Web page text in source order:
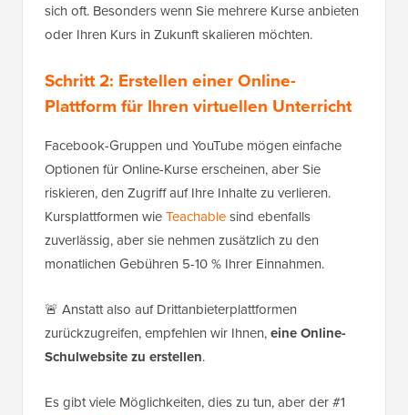
sich oft. Besonders wenn Sie mehrere Kurse anbieten
oder Ihren Kurs in Zukunft skalieren möchten.
Schritt 2: Erstellen einer Online-
Plattform für Ihren virtuellen Unterricht
Facebook-Gruppen und YouTube mögen einfache
Optionen für Online-Kurse erscheinen, aber Sie
riskieren, den Zugriff auf Ihre Inhalte zu verlieren.
Kursplattformen wieTeachablesind ebenfalls
zuverlässig, aber sie nehmen zusätzlich zu den
monatlichen Gebühren 5-10 % Ihrer Einnahmen.
🚨 Anstatt also auf Drittanbieterplattformen
zurückzugreifen, empfehlen wir Ihnen,eine Online-
Schulwebsite zu erstellen.
Es gibt viele Möglichkeiten, dies zu tun, aber der #1